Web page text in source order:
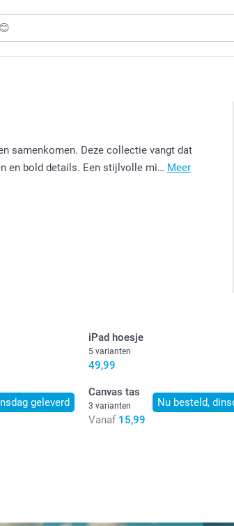
samenkomen. Deze collectie vangt dat
en bold details. Een stijlvolle mi… Meer
iPad hoesje
5 varianten
49,99
geleverd Nu besteld,
Canvas tas
3 varianten
Vanaf 15,99